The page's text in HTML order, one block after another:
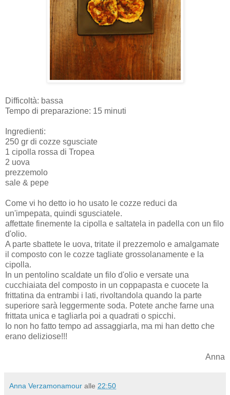
Difficoltà: bassa
Tempo di preparazione: 15 minuti
Ingredienti:
250 gr di cozze sgusciate
1 cipolla rossa di Tropea
2 uova
prezzemolo
sale & pepe
Come vi ho detto io ho usato le cozze reduci da
un'impepata, quindi sgusciatele.
affettate finemente la cipolla e saltatela in padella con un filo
d'olio.
A parte sbattete le uova, tritate il prezzemolo e amalgamate
il composto con le cozze tagliate grossolanamente e la
cipolla.
In un pentolino scaldate un filo d'olio e versate una
cucchiaiata del composto in un coppapasta e cuocete la
frittatina da entrambi i lati, rivoltandola quando la parte
superiore sarà leggermente soda. Potete anche farne una
frittata unica e tagliarla poi a quadrati o spicchi.
Io non ho fatto tempo ad assaggiarla, ma mi han detto che
erano deliziose!!!
Anna
Anna Verzamonamour alle 22:50